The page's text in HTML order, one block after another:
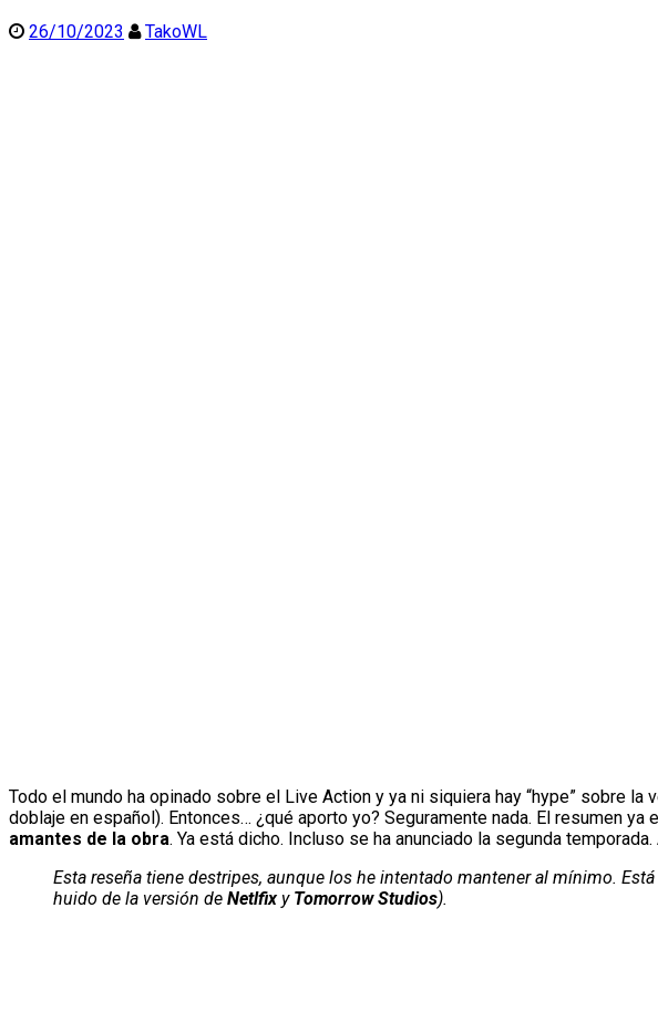
26/10/2023 TakoWL
Todo el mundo ha opinado sobre el Live Action y ya ni siquiera hay “hype” sobre la
doblaje en español). Entonces… ¿qué aporto yo? Seguramente nada. El resumen ya
amantes de la obra. Ya está dicho. Incluso se ha anunciado la segunda
Esta reseña tiene destripes, aunque los he intentado mantener al mínimo.
huido de la versión de Netlfix y Tomorrow Studios).